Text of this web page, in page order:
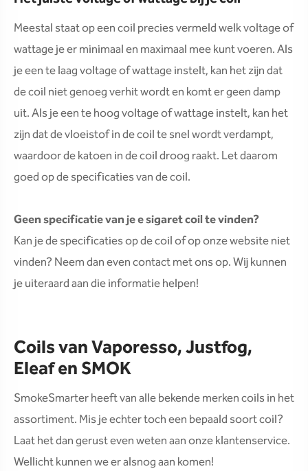
Meestal staat op een coil precies vermeld welk voltage of
wattage je er minimaal en maximaal mee kunt voeren. Als
je een te laag voltage of wattage instelt, kan het zijn dat
de coil niet genoeg verhit wordt en komt er geen damp
uit. Als je een te hoog voltage of wattage instelt, kan het
zijn dat de vloeistof in de coil te snel wordt verdampt,
waardoor de katoen in de coil droog raakt. Let daarom
goed op de specificaties van de coil.
Geen specificatie van je e sigaret coil te vinden?
Kan je de specificaties op de coil of op onze website niet
vinden? Neem dan even contact met ons op. Wij kunnen
je uiteraard aan die informatie helpen!
Coils van Vaporesso, Justfog,
Eleaf en SMOK
SmokeSmarter heeft van alle bekende merken coils in het
assortiment. Mis je echter toch een bepaald soort coil?
Laat het dan gerust even weten aan onze klantenservice.
Wellicht kunnen we er alsnog aan komen!